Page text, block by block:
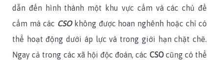
dẫn đến hình thành một khu vực cấm và các chủ đề
cấm mà các CSOkhông được hoan nghênh hoặc chỉ có
thể hoạt động dưới áp lực và trong giới hạn chặt chẽ.
Ngay cả trong các xã hội độc đoán, các CSOcũng có thể